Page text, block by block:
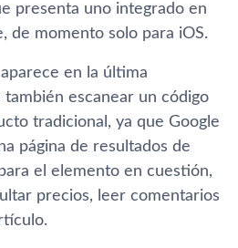
presenta uno integrado en
de momento solo para iOS.
en la última
escanear un código
tradicional, ya que Google
página de resultados de
el elemento en cuestión,
precios, leer comentarios